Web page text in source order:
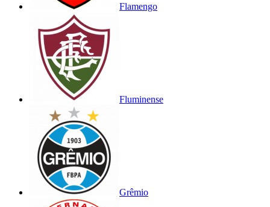
Flamengo
Fluminense
Grêmio